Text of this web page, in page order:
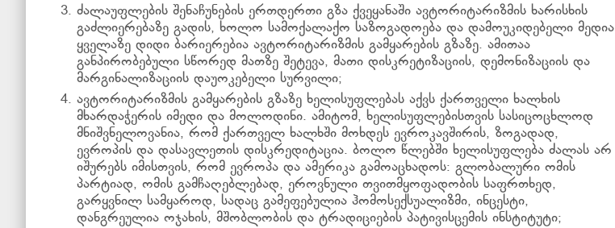
ძალაუფლების შენაჩუნების ერთდერთი გზა ქვეყანაში ავტორიტარიზმის ხარისხის
გაძლიერებაზე გადის, ხოლო სამოქალაქო საზოგადოება და დამოუკიდებელი მედია
ყველაზე დიდი ბარიერებია ავტორიტარიზმის გამყარების გზაზე. ამითაა
განპირობებული სწორედ მათზე შეტევა, მათი დისკრეტიზაციის, დემონიზაციის და
მარგინალიზაციის დაუოკებელი სურვილი;
ავტორიტარიზმის გამყარების გზაზე ხელისუფლებას აქვს ქართველი ხალხის
მხარდაჭერის იმედი და მოლოდინი. ამიტომ, ხელისუფლებისთვის სასიცოცხლოდ
მნიშვნელოვანია, რომ ქართველ ხალხში მოხდეს ევროკავშირის, ზოგადად,
ევროპის და დასავლეთის დისკრედიტაცია. ბოლო წლებში ხელისუფლება ძალას არ
იშურებს იმისთვის, რომ ევროპა და ამერიკა გამოაცხადოს: გლობალური ომის
პარტიად, ომის გამჩაღებლებად, ეროვნული თვითმყოფადობის საფრთხედ,
გარყვნილ სამყაროდ, სადაც გამეფებულია ჰომოსექსუალიზმი, ინცესტი,
დანგრეულია ოჯახის, მშობლობის და ტრადიციების პატივისცემის ინსტიტუტი;